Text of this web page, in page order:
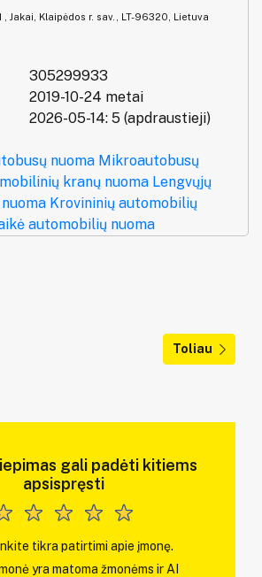
, Jakai, Klaipėdos r. sav., LT-96320, Lietuva
305299933
2019-10-24 metai
2026-05-14: 5 (apdraustieji)
nuoma Mikroautobusų
kranų nuoma Lengvųjų
Krovininių automobilių
automobilių nuoma
Toliau
gali padėti kitiems
apsispręsti
tikra patirtimi apie įmonę.
yra matoma žmonėms ir AI